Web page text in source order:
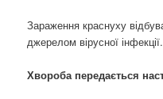
Зараження краснуху
джерелом вірусної інфекції.
Хвороба передається